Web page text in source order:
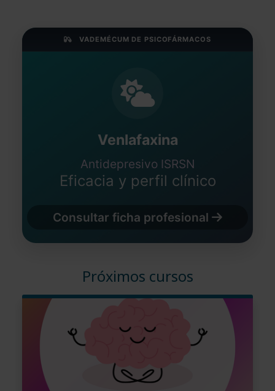
VADEMÉCUM DE PSICOFÁRMACOS
Venlafaxina
Antidepresivo ISRSN
Eficacia y perfil clínico
Consultar ficha profesional
Próximos cursos